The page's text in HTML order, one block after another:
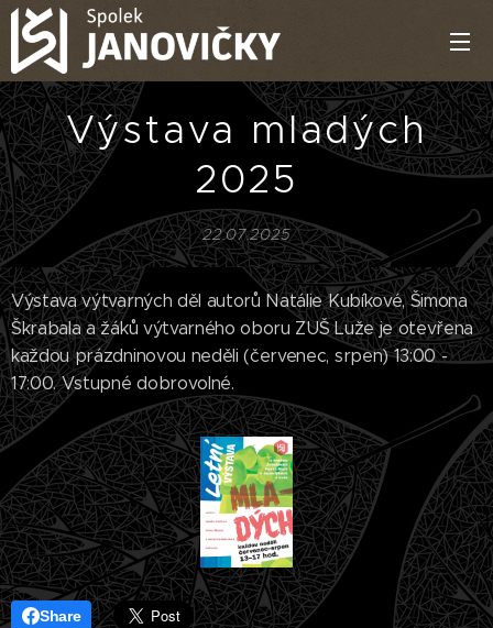
Výstava mladých
2025
22.07.2025
Výstava výtvarných děl autorů Natálie Kubíkové, Šimona
Škrabala a žáků výtvarného oboru ZUŠ Luže je otevřena
každou prázdninovou neděli (červenec, srpen) 13:00 -
17:00. Vstupné dobrovolné.
Share